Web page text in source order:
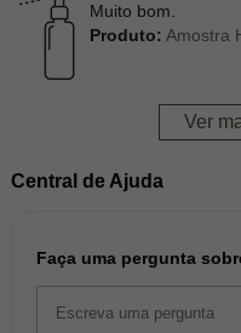
Muito bom.
Produto: Amostra
Ver
Central de Ajuda
Faça uma pergunta